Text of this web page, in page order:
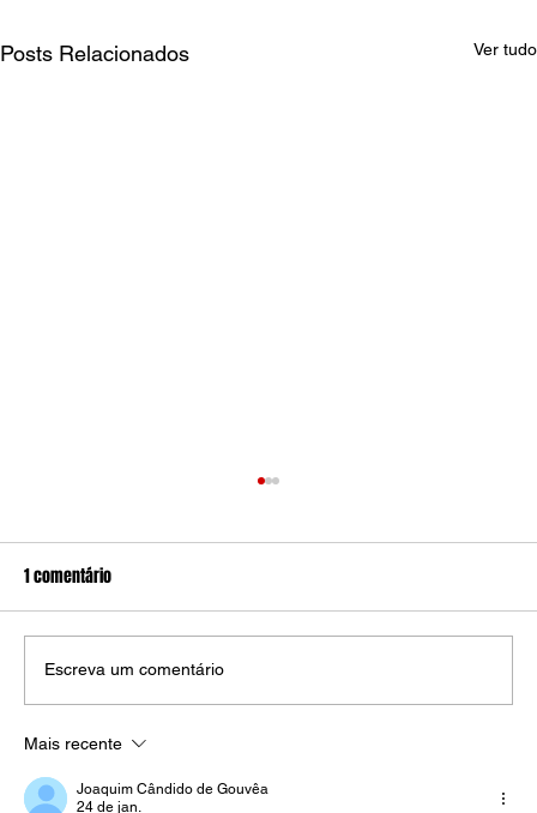
Posts Relacionados Ver tudo
Diversidade, Reflexão e Imaginação marcam o
1 comentário
Escreva um comentário
Mais recente
Joaquim Cândido de Gouvêa
24 de jan.